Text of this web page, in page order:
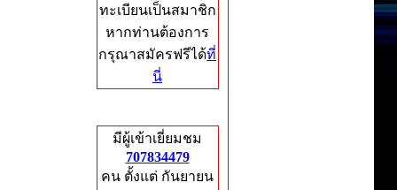
ทะเบียนเป็นสมาชิก
หากท่านต้องการ
กรุณาสมัครฟรีได้ที่
นี่
มีผู้เข้าเยี่ยมชม
707834479
คน ตั้งแต่ กันยายน